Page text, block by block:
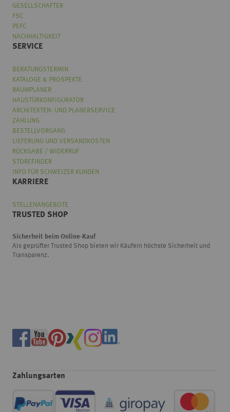
GESELLSCHAFTER
FSC
PEFC
NACHHALTIGKEIT
SERVICE
BERATUNGSTERMIN
KATALOGE & PROSPEKTE
RAUMPLANER
HAUSTÜRKONFIGURATOR
ARCHITEKTEN- UND PLANERSERVICE
ZAHLUNG
BESTELLVORGANG
LIEFERUNG UND VERSANDKOSTEN
RÜCKGABE / WIDERRUF
STOREFINDER
INFO FÜR SCHWEIZER KUNDEN
KARRIERE
STELLENANGEBOTE
TRUSTED SHOP
Sicherheit beim Online-Kauf
Als geprüfter Trusted Shop bieten wir Käufern höchste Sicherheit und
Transparenz.
Zahlungsarten